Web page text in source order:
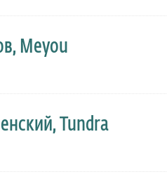
Meyou
Tundra